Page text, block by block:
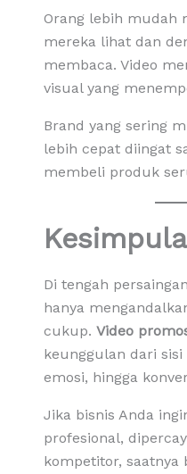
Orang lebih mudah
mereka lihat dan
membaca. Video
visual yang
Brand yang sering
lebih cepat diingat
membeli produk
Di tengah
hanya
cukup. Video
keunggulan dari
emosi, hingga
Jika bisnis Anda
profesional,
kompetitor, saatnya